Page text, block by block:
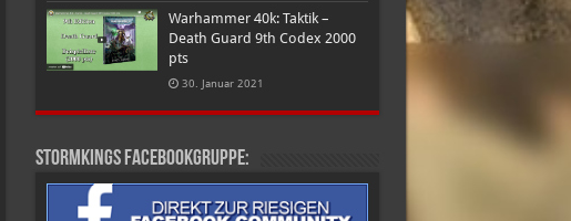
Warhammer 40k: Taktik –
Death Guard 9th Codex 2000
pts
30. Januar 2021
Stormkings Facebookgruppe: